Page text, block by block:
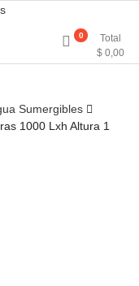
0
Total
$ 0,00
Sumergibles
1000 Lxh Altura 1